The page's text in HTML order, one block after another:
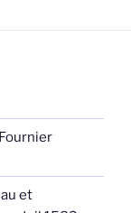
et